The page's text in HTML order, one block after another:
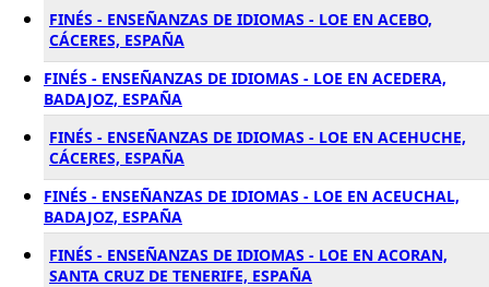
FINÉS - ENSEÑANZAS DE IDIOMAS - LOE EN ACEBO,
CÁCERES, ESPAÑA
FINÉS - ENSEÑANZAS DE IDIOMAS - LOE EN ACEDERA,
BADAJOZ, ESPAÑA
FINÉS - ENSEÑANZAS DE IDIOMAS - LOE EN ACEHUCHE,
CÁCERES, ESPAÑA
FINÉS - ENSEÑANZAS DE IDIOMAS - LOE EN ACEUCHAL,
BADAJOZ, ESPAÑA
FINÉS - ENSEÑANZAS DE IDIOMAS - LOE EN ACORAN,
SANTA CRUZ DE TENERIFE, ESPAÑA